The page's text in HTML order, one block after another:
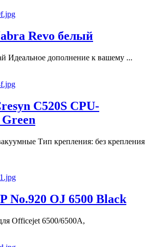
Revo белый
Идеальное дополнение к вашему ...
C520S CPU-
Тип крепления: без крепления
No.920 OJ 6500 Black
Officejet 6500/6500A,